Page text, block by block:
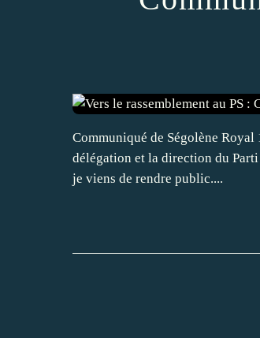
Communiqué de Ségolène
délégation et la direction du
je viens de rendre public....